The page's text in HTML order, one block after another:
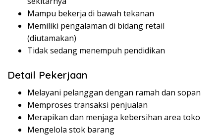
Mampu bekerja di bawah tekanan
Memiliki pengalaman di bidang retail
(diutamakan)
Tidak sedang menempuh pendidikan
Detail Pekerjaan
Melayani pelanggan dengan ramah dan sopan
Memproses transaksi penjualan
Merapikan dan menjaga kebersihan area toko
Mengelola stok barang